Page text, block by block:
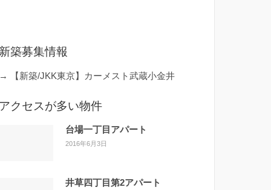
築募集情報
【新築/JKK東京】カーメスト武蔵小金井
クセスが多い物件
台場一丁目アパート
2016年6月3日
井草四丁目第2アパート